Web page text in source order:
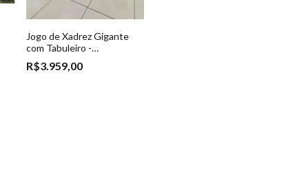
Jogo de Xadrez Gigante
com Tabuleiro -
Amarelo/Verde - (Ref. 023)
R$3.959,00